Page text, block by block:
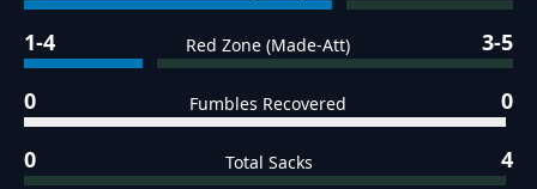
1-4 Red Zone (Made-Att) 3-5
0 Fumbles Recovered 0
0 Total Sacks 4